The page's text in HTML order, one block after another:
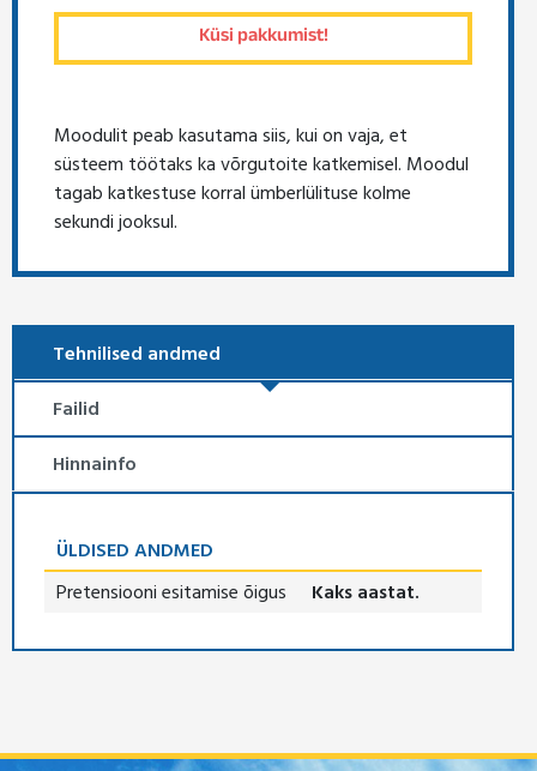
Moodulit peab kasutama siis, kui on vaja, et
süsteem töötaks ka võrgutoite katkemisel. Moodul
tagab katkestuse korral ümberlülituse kolme
sekundi jooksul.
Tehnilised andmed
Failid
Hinnainfo
ÜLDISED ANDMED
Pretensiooni esitamise õigus
Kaks aastat.